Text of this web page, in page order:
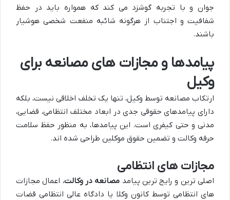
جوان و با تجربه گوشزد می کند که همواره باید در حفظ
شفافیت و اجتناب از هرگونه شائبه منفعت شخصی هوشیار
باشند.
پیامدها و مجازات های مصانعه برای
وکیل
ارتکاب مصانعه توسط وکیل، تنها یک تخلف اخلاقی نیست، بلکه
دارای پیامدهای حقوقی جدی در ابعاد مختلف انتظامی، قضایی،
مدنی و حتی کیفری است. این پیامدها، به منظور حفظ سلامت
حرفه وکالت و تضمین حقوق موکلین طراحی شده اند.
مجازات های انتظامی
اصلی ترین و رایج ترین پیامد مصانعه در وکالت، اعمال مجازات
های انتظامی توسط کانون وکلا یا دادگاه عالی انتظامی قضات